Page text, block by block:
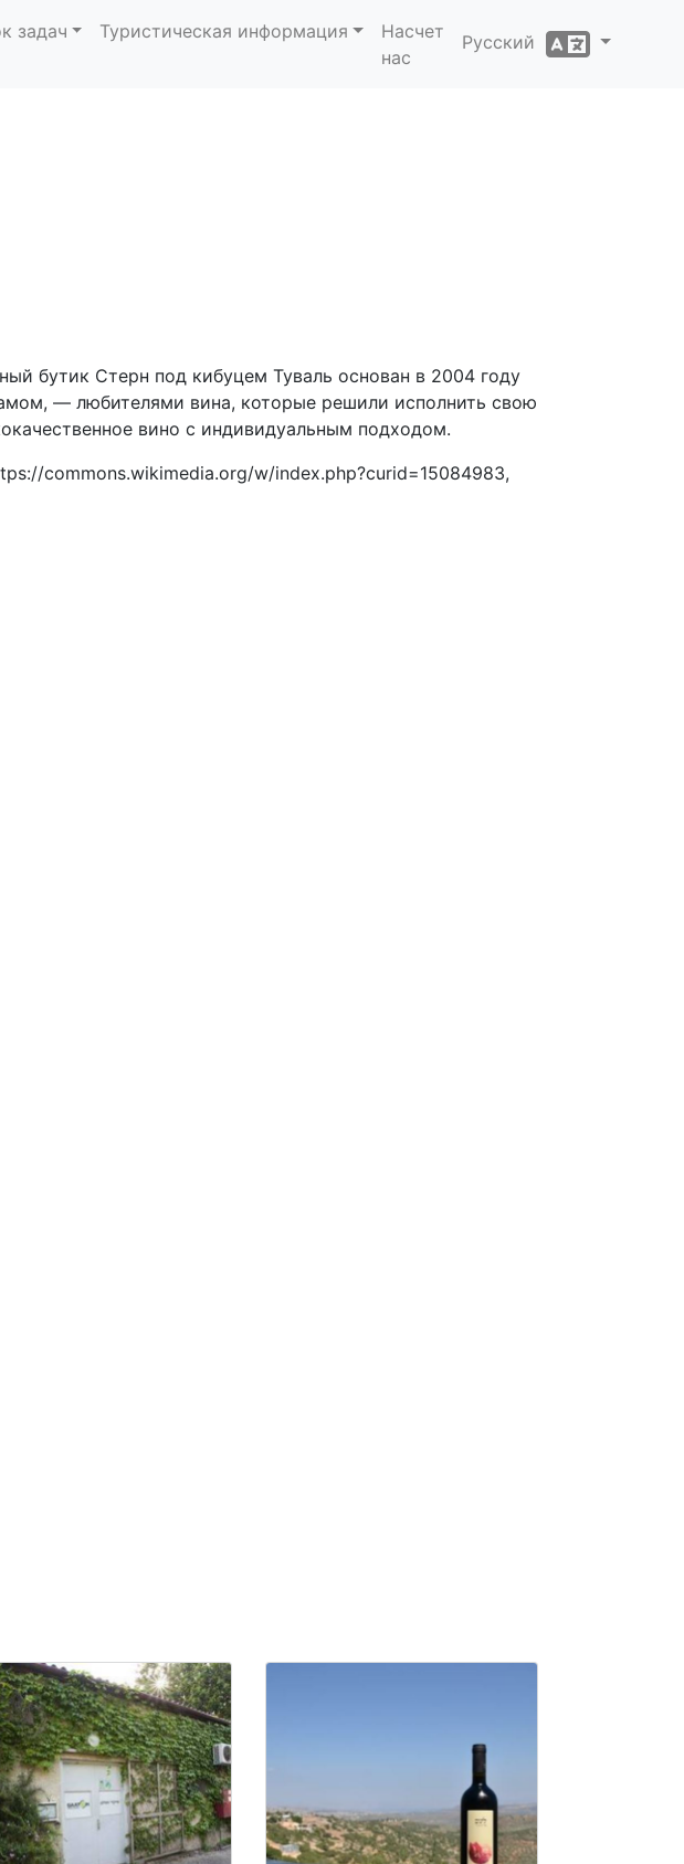
задач Туристическая информация
Насчет
нас
Русский
бутик Стерн под кибуцем Туваль основан в 2004 году
— любителями вина, которые решили исполнить свою
вино с индивидуальным подходом.
commons.wikimedia.org/w/index.php?curid=15084983,